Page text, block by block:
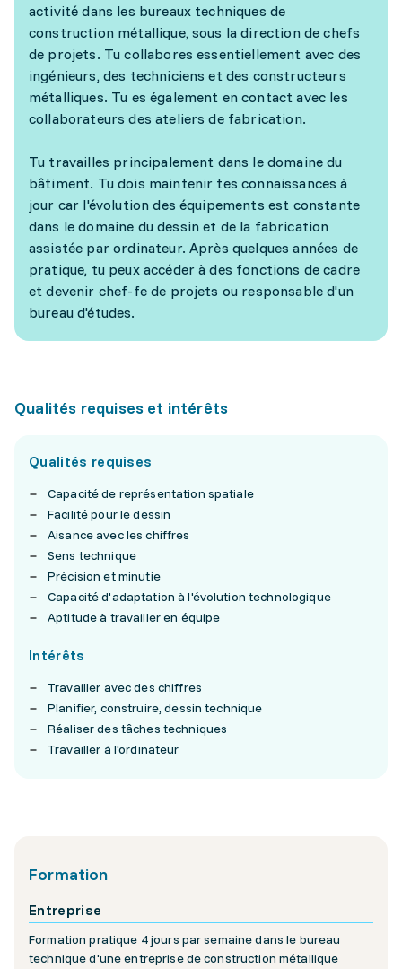
activité dans les bureaux techniques de
construction métallique, sous la direction de chefs
de projets. Tu collabores essentiellement avec des
ingénieurs, des techniciens et des constructeurs
métalliques. Tu es également en contact avec les
collaborateurs des ateliers de fabrication.
Tu travailles principalement dans le domaine du
bâtiment. Tu dois maintenir tes connaissances à
jour car l'évolution des équipements est constante
dans le domaine du dessin et de la fabrication
assistée par ordinateur. Après quelques années de
pratique, tu peux accéder à des fonctions de cadre
et devenir chef-fe de projets ou responsable d'un
bureau d'études.
Qualités requises et intérêts
Qualités requises
Capacité de représentation spatiale
Facilité pour le dessin
Aisance avec les chiffres
Sens technique
Précision et minutie
Capacité d'adaptation à l'évolution technologique
Aptitude à travailler en équipe
Intérêts
Travailler avec des chiffres
Planifier, construire, dessin technique
Réaliser des tâches techniques
Travailler à l'ordinateur
Formation
Entreprise
Formation pratique 4 jours par semaine dans le bureau
technique d'une entreprise de construction métallique